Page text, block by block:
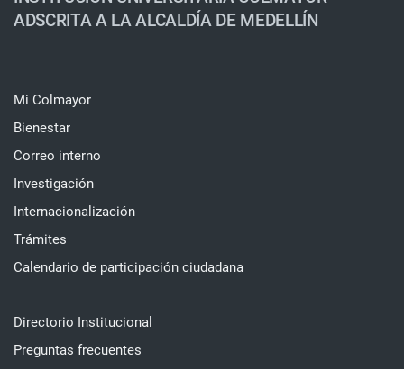
ADSCRITA A LA ALCALDÍA DE MEDELLÍN
Mi Colmayor
Bienestar
Correo interno
Investigación
Internacionalización
Trámites
Calendario de participación ciudadana
Directorio Institucional
Preguntas frecuentes